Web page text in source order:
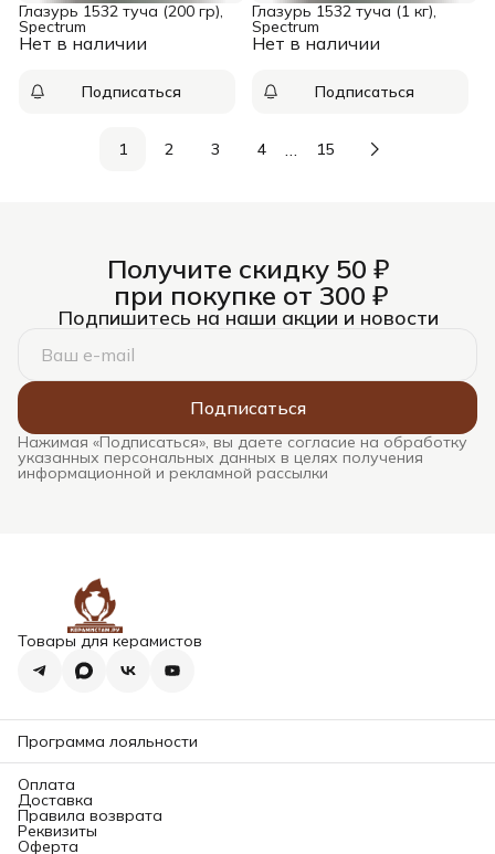
Нет в наличии
Глазурь 1532 туча (200 гр),
Spectrum
Подписаться
Нет в наличии
Глазурь 1532 туча (1 кг),
Spectrum
Подписаться
1 2 3 4 … 15
Получите скидку 50 ₽
при покупке от 300 ₽
Подпишитесь на наши акции и новости
Подписаться
Нажимая «Подписаться», вы даете согласие на обработку
указанных персональных данных в целях получения
информационной и рекламной рассылки
Товары для керамистов
Программа лояльности
Оплата
Доставка
Правила возврата
Реквизиты
Оферта